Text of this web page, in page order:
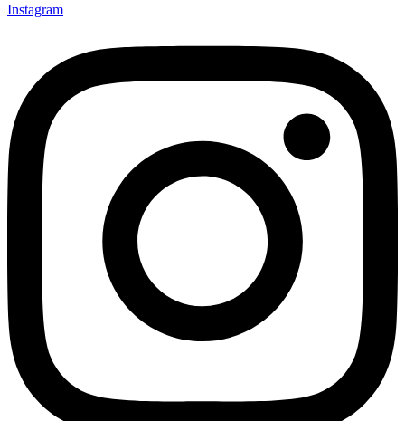
Instagram